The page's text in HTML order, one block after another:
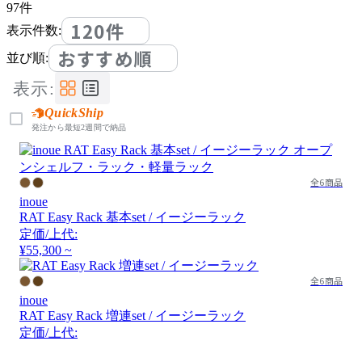
97件
表示件数:
120件
並び順: おすすめ順
表示:
QuickShip
発注から最短2週間で納品
全6商品
inoue
RAT Easy Rack 基本set / イージーラック
定価/上代:
¥55,300 ~
全6商品
inoue
RAT Easy Rack 増連set / イージーラック
定価/上代: